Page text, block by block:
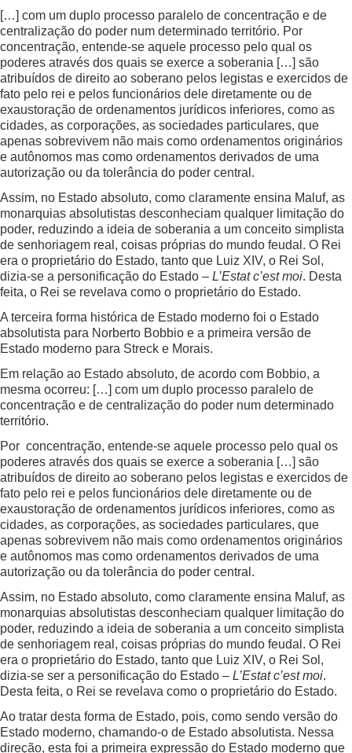
[…] com um duplo processo paralelo de concentração e de
centralização do poder num determinado território. Por
concentração, entende-se aquele processo pelo qual os
poderes através dos quais se exerce a soberania […] são
atribuídos de direito ao soberano pelos legistas e exercidos de
fato pelo rei e pelos funcionários dele diretamente ou de
exaustoração de ordenamentos jurídicos inferiores, como as
cidades, as corporações, as sociedades particulares, que
apenas sobrevivem não mais como ordenamentos originários
e autônomos mas como ordenamentos derivados de uma
autorização ou da tolerância do poder central.
Assim, no Estado absoluto, como claramente ensina Maluf, as
monarquias absolutistas desconheciam qualquer limitação do
poder, reduzindo a ideia de soberania a um conceito simplista
de senhoriagem real, coisas próprias do mundo feudal. O Rei
era o proprietário do Estado, tanto que Luiz XIV, o Rei Sol,
dizia-se a personificação do Estado – L’Estat c’est moi. Desta
feita, o Rei se revelava como o proprietário do Estado.
A terceira forma histórica de Estado moderno foi o Estado
absolutista para Norberto Bobbio e a primeira versão de
Estado moderno para Streck e Morais.
Em relação ao Estado absoluto, de acordo com Bobbio, a
mesma ocorreu: […] com um duplo processo paralelo de
concentração e de centralização do poder num determinado
território.
Por concentração, entende-se aquele processo pelo qual os
poderes através dos quais se exerce a soberania […] são
atribuídos de direito ao soberano pelos legistas e exercidos de
fato pelo rei e pelos funcionários dele diretamente ou de
exaustoração de ordenamentos jurídicos inferiores, como as
cidades, as corporações, as sociedades particulares, que
apenas sobrevivem não mais como ordenamentos originários
e autônomos mas como ordenamentos derivados de uma
autorização ou da tolerância do poder central.
Assim, no Estado absoluto, como claramente ensina Maluf, as
monarquias absolutistas desconheciam qualquer limitação do
poder, reduzindo a ideia de soberania a um conceito simplista
de senhoriagem real, coisas próprias do mundo feudal. O Rei
era o proprietário do Estado, tanto que Luiz XIV, o Rei Sol,
dizia-se ser a personificação do Estado – L’Estat c’est moi.
Desta feita, o Rei se revelava como o proprietário do Estado.
Ao tratar desta forma de Estado, pois, como sendo versão do
Estado moderno, chamando-o de Estado absolutista. Nessa
direção, esta foi a primeira expressão do Estado moderno que